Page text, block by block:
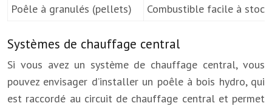
Poêle à granulés (pellets)
Combustible facile à
Systèmes de chauffage central
Si vous avez un système de chauffage central, vous
pouvez envisager d’installer un poêle à bois hydro, qui
est raccordé au circuit de chauffage central et permet